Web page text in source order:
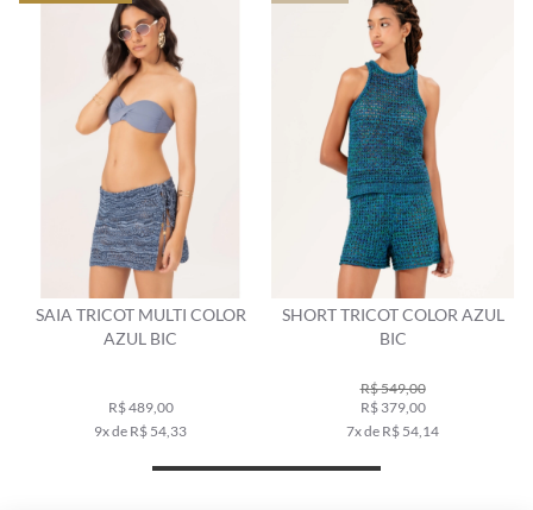
SAIA TRICOT MULTI COLOR
AZUL BIC
R$ 489,00
9x de R$ 54,33
SHORT TRICOT COLOR AZUL
BIC
R$ 549,00
R$ 379,00
7x de R$ 54,14